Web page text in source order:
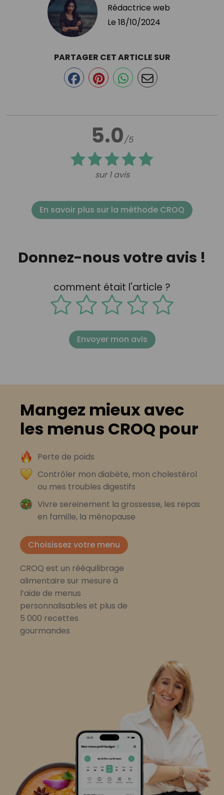
Rédactrice web
Le 18/10/2024
5.0/5
sur 1 avis
PARTAGER CET ARTICLE SUR
En savoir plus sur la méthode CROQ
Donnez-nous votre avis !
comment était l'article ?
Envoyer mon avis
Mangez mieux avec
les menus CROQ pour
Perte de poids
Contrôler mon diabète, mon cholestérol
ou mes troubles digestifs
Vivre sereinement la grossesse, les repas
en famille, la ménopause
Choisissez votre menu
CROQ est un rééquilibrage
alimentaire sur mesure à
l’aide de menus
personnalisables et plus de
5 000 recettes
gourmandes